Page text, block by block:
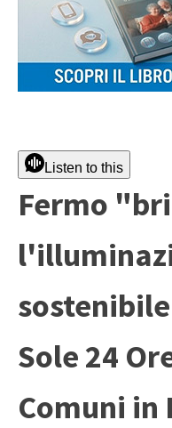
Listen to this
Fermo
Sole 24
Comuni in